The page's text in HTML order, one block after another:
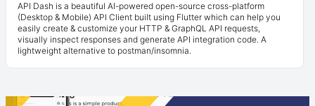
API Dash is a beautiful AI-powered open-source cross-platform
(Desktop & Mobile) API Client built using Flutter which can help you
easily create & customize your HTTP & GraphQL API requests,
visually inspect responses and generate API integration code. A
lightweight alternative to postman/insomnia.